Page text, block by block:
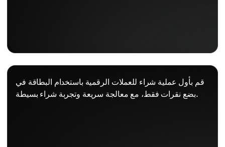
قم بأول عملية شراء للعملات الرقمية باستخدام البطاقة في
بضع نقرات فقط، مع معالجة سريعة وتجربة شراء بسيطة.